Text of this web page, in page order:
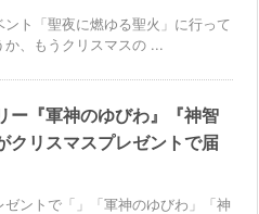
ント「聖夜に燃ゆる聖火」に行って
か、もうクリスマスの ...
ー『軍神のゆびわ』『神智
クリスマスプレゼントで届
ゼントで「」「軍神のゆびわ」「神